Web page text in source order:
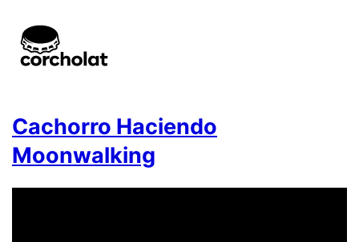
Cachorro Haciendo
Moonwalking